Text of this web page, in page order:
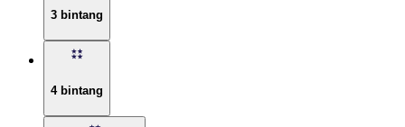
3 bintang
4 bintang